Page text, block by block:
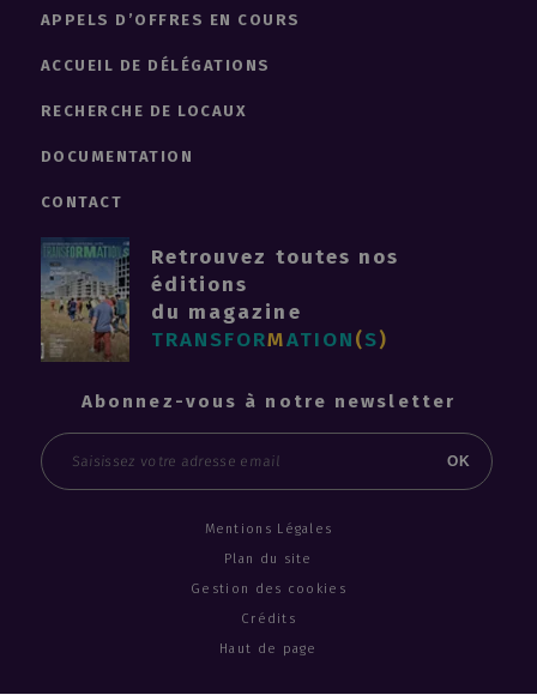
APPELS D’OFFRES EN COURS
ACCUEIL DE DÉLÉGATIONS
RECHERCHE DE LOCAUX
DOCUMENTATION
CONTACT
Retrouvez toutes nos
éditions
du magazine
TRANSFORMATION(S)
Abonnez-vous à notre newsletter
Email
OK
Mentions Légales
Plan du site
Gestion des cookies
Crédits
Haut de page